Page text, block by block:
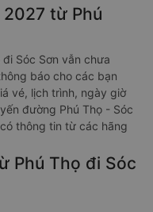
từ Phú
Sóc Sơn vẫn chưa
báo cho các bạn
vé, lịch trình, ngày giờ
đường Phú Thọ - Sóc
thông tin từ các hãng
Phú Thọ đi Sóc